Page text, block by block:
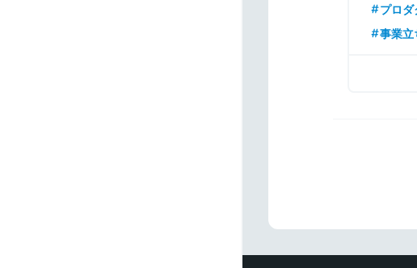
プロダ
事業